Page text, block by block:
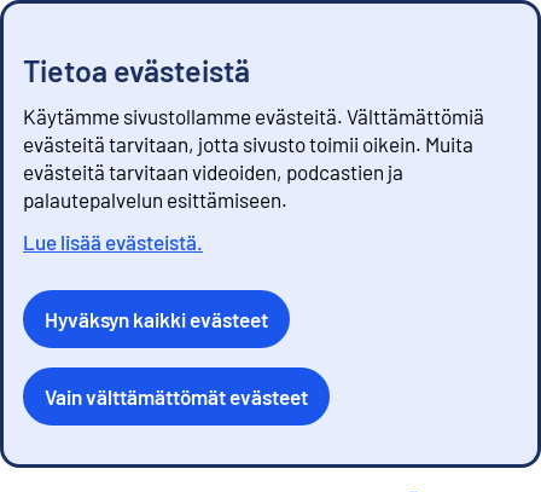
Tietoa evästeistä
Käytämme sivustollamme evästeitä. Välttämättömiä
evästeitä tarvitaan, jotta sivusto toimii oikein. Muita
evästeitä tarvitaan videoiden, podcastien ja
palautepalvelun esittämiseen.
Lue lisää evästeistä.
Hyväksyn kaikki evästeet
Vain välttämättömät evästeet